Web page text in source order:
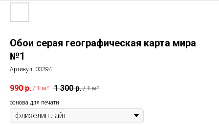
Обои серая географическая карта мира
№1
Артикул: 03394
990 р. / 1 м² 1 300 р. / 1 м²
основа для печати